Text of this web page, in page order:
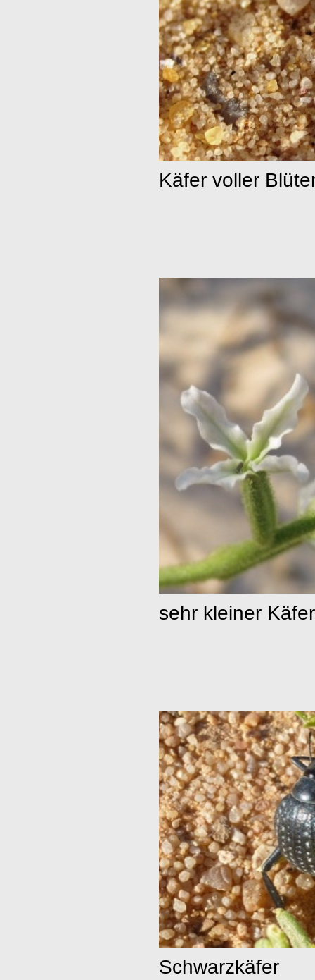
Käfer voller
sehr kleiner
Schwarzkäfer